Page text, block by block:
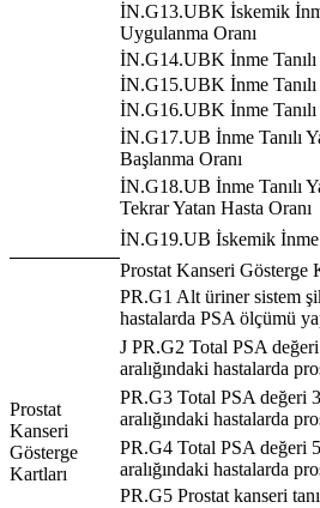
İN.G13.UBK İskemik
Uygulanma Oranı
İN.G14.UBK İnme Tanılı
İN.G15.UBK İnme Tanılı
İN.G16.UBK İnme Tanılı
İN.G17.UB İnme Tanılı
Başlanma Oranı
İN.G18.UB İnme Tanılı
Tekrar Yatan Hasta Oranı
İN.G19.UB İskemik İnme
Prostat Kanseri Gösterge
Prostat
Kanseri
Gösterge
Kartları
PR.G1 Alt üriner sistem
hastalarda PSA ölçümü
J PR.G2 Total PSA
aralığındaki hastalarda
PR.G3 Total PSA değeri
aralığındaki hastalarda
PR.G4 Total PSA değeri
aralığındaki hastalarda
PR.G5 Prostat kanseri